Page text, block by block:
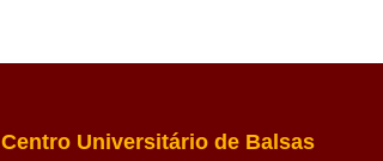
Centro Universitário de Balsas